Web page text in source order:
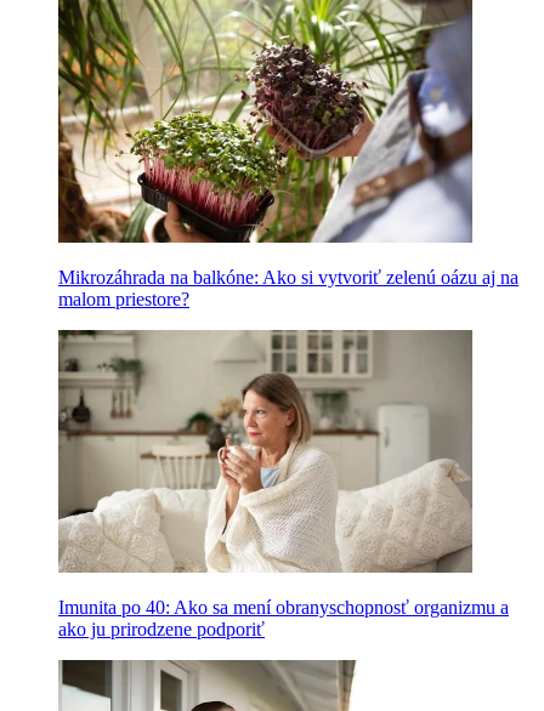
Mikrozáhrada na balkóne: Ako si vytvoriť zelenú oázu aj na
malom priestore?
Imunita po 40: Ako sa mení obranyschopnosť organizmu a
ako ju prirodzene podporiť